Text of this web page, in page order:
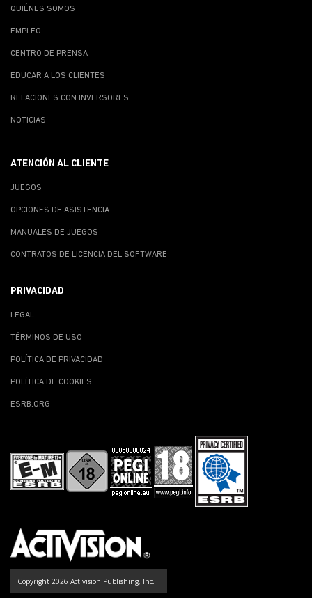
QUIÉNES SOMOS
EMPLEO
CENTRO DE PRENSA
EDUCAR A LOS CLIENTES
RELACIONES CON INVERSORES
NOTICIAS
ATENCIÓN AL CLIENTE
JUEGOS
OPCIONES DE ASISTENCIA
MANUALES DE JUEGOS
CONTRATOS DE LICENCIA DEL SOFTWARE
PRIVACIDAD
LEGAL
TÉRMINOS DE USO
POLÍTICA DE PRIVACIDAD
POLÍTICA DE COOKIES
ESRB.ORG
Copyright 2026 Activision Publishing, Inc.